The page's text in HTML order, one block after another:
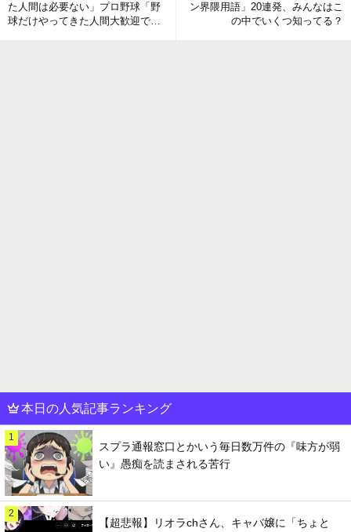
た人間は必要ない」プロ野球「野
球だけやってきた人間大歓迎で
ン界隈用語」20連発、みんなはこ
の中でいくつ知ってる？
本日の人気記事ランキング
1
スプラ通報窓口とかいう毎日数万件の『味方が弱
い』愚痴を読まされる苦行
2
【超悲報】リオラchさん、キャバ嬢に「ちょと